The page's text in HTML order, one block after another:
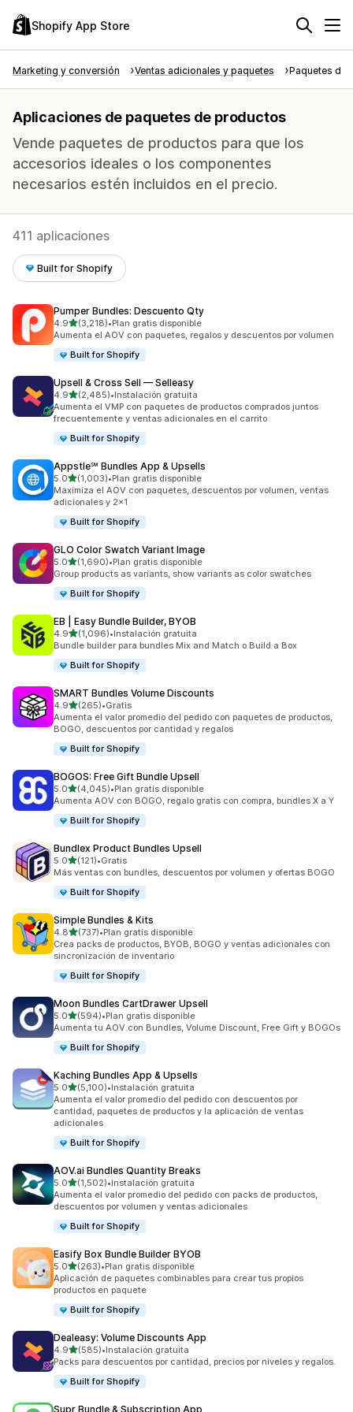
Shopify App Store
Marketing y conversión Ventas adicionales y paquetes Paquetes de
Aplicaciones de paquetes de productos
Vende paquetes de productos para que los
accesorios ideales o los componentes
necesarios estén incluidos en el precio.
411 aplicaciones
Built for Shopify
Pumper Bundles: Descuento Qty
4.9de 5 estrellas
(3,218)
3218 reseñas en total
•Plan gratis disponible
Aumenta el AOV con paquetes, regalos y descuentos por volumen
Built for Shopify
Upsell & Cross Sell — Selleasy
4.9de 5 estrellas
(2,485)
2485 reseñas en total
•Instalación gratuita
Aumenta el VMP con paquetes de productos comprados juntos
frecuentemente y ventas adicionales en el carrito
Built for Shopify
Appstle℠ Bundles App & Upsells
5.0de 5 estrellas
(1,003)
1003 reseñas en total
•Plan gratis disponible
Maximiza el AOV con paquetes, descuentos por volumen, ventas
adicionales y 2x1
Built for Shopify
GLO Color Swatch Variant Image
5.0de 5 estrellas
(1,690)
1690 reseñas en total
•Plan gratis disponible
Group products as variants, show variants as color swatches
Built for Shopify
EB | Easy Bundle Builder, BYOB
4.9de 5 estrellas
(1,096)
1096 reseñas en total
•Instalación gratuita
Bundle builder para bundles Mix and Match o Build a Box
Built for Shopify
SMART Bundles Volume Discounts
4.9de 5 estrellas
(265)
265 reseñas en total
•Gratis
Aumenta el valor promedio del pedido con paquetes de productos,
BOGO, descuentos por cantidad y regalos
Built for Shopify
BOGOS: Free Gift Bundle Upsell
5.0de 5 estrellas
(4,045)
4045 reseñas en total
•Plan gratis disponible
Aumenta AOV con BOGO, regalo gratis con compra, bundles X a Y
Built for Shopify
Bundlex Product Bundles Upsell
5.0de 5 estrellas
(121)
121 reseñas en total
•Gratis
Más ventas con bundles, descuentos por volumen y ofertas BOGO
Built for Shopify
Simple Bundles & Kits
4.8de 5 estrellas
(737)
737 reseñas en total
•Plan gratis disponible
Crea packs de productos, BYOB, BOGO y ventas adicionales con
sincronización de inventario
Built for Shopify
Moon Bundles CartDrawer Upsell
5.0de 5 estrellas
(594)
594 reseñas en total
•Plan gratis disponible
Aumenta tu AOV con Bundles, Volume Discount, Free Gift y BOGOs
Built for Shopify
Kaching Bundles App & Upsells
5.0de 5 estrellas
(5,100)
5100 reseñas en total
•Instalación gratuita
Aumenta el valor promedio del pedido con descuentos por
cantidad, paquetes de productos y la aplicación de ventas
adicionales
Built for Shopify
AOV.ai Bundles Quantity Breaks
5.0de 5 estrellas
(1,502)
1502 reseñas en total
•Instalación gratuita
Aumenta el valor promedio del pedido con packs de productos,
descuentos por volumen y ventas adicionales
Built for Shopify
Easify Box Bundle Builder BYOB
5.0de 5 estrellas
(263)
263 reseñas en total
•Plan gratis disponible
Aplicación de paquetes combinables para crear tus propios
productos en paquete
Built for Shopify
Dealeasy: Volume Discounts App
4.9de 5 estrellas
(585)
585 reseñas en total
•Instalación gratuita
Packs para descuentos por cantidad, precios por niveles y regalos.
Built for Shopify
Supr Bundle & Subscription App